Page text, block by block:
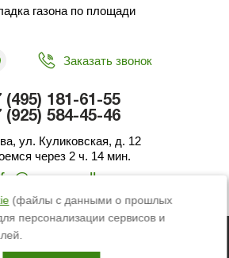
газона по площади
Заказать звонок
(495) 181-61-55
(925) 584-45-46
ул. Куликовская, д. 12
через 2 ч. 14 мин.
roll.ru
Абакумов Вадим Вячеславович
соглашение
(файлы с данными о прошлых
персонализации сервисов и